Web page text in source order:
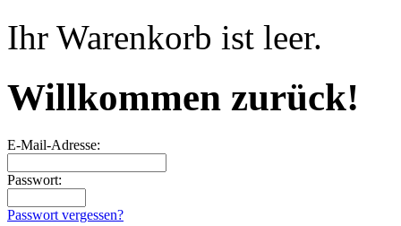
Ihr Warenkorb ist leer.
Willkommen zurück!
E-Mail-Adresse:
Passwort:
Passwort vergessen?